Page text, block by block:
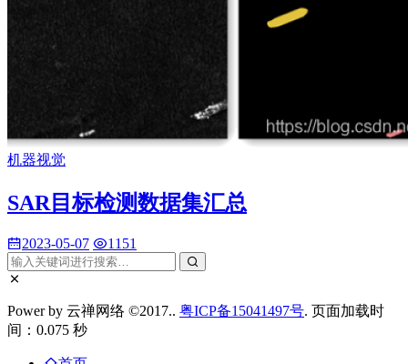
机器视觉
SAR目标检测数据集汇总
2023-05-07 1151
Power by 云禅网络 ©2017.. 粤ICP备15041497号. 页面加载时
间：0.075 秒